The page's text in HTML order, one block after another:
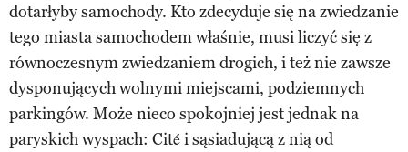
dotarłyby samochody. Kto zdecyduje się na zwiedzanie
tego miasta samochodem właśnie, musi liczyć się z
równoczesnym zwiedzaniem drogich, i też nie zawsze
dysponujących wolnymi miejscami, podziemnych
parkingów. Może nieco spokojniej jest jednak na
paryskich wyspach: Cité i sąsiadującą z nią od